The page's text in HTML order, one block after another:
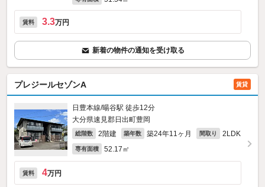
賃料 3.3万円
新着の物件の通知を受け取る
プレジールセゾンA 賃貸
日豊本線/暘谷駅 徒歩12分
大分県速見郡日出町豊岡
総階数 2階建 築年数 築24年11ヶ月 間取り 2LDK
専有面積 52.17㎡
賃料 4万円